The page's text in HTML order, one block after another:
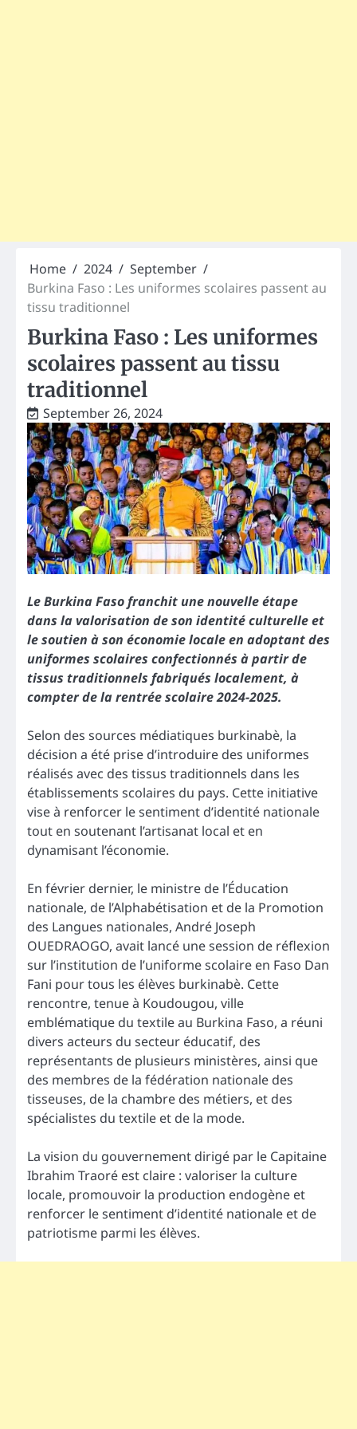
Home 2024
September
Burkina Faso : Les uniformes scolaires passent au
tissu traditionnel
Burkina Faso : Les uniformes
scolaires passent au tissu
traditionnel
September 26, 2024
Le Burkina Faso franchit une nouvelle étape
dans la valorisation de son identité culturelle et
le soutien à son économie locale en adoptant des
uniformes scolaires confectionnés à partir de
tissus traditionnels fabriqués localement, à
compter de la rentrée scolaire 2024-2025.
Selon des sources médiatiques burkinabè, la
décision a été prise d’introduire des uniformes
réalisés avec des tissus traditionnels dans les
établissements scolaires du pays. Cette initiative
vise à renforcer le sentiment d’identité nationale
tout en soutenant l’artisanat local et en
dynamisant l’économie.
En février dernier, le ministre de l’Éducation
nationale, de l’Alphabétisation et de la Promotion
des Langues nationales, André Joseph
OUEDRAOGO, avait lancé une session de réflexion
sur l’institution de l’uniforme scolaire en Faso Dan
Fani pour tous les élèves burkinabè. Cette
rencontre, tenue à Koudougou, ville
emblématique du textile au Burkina Faso, a réuni
divers acteurs du secteur éducatif, des
représentants de plusieurs ministères, ainsi que
des membres de la fédération nationale des
tisseuses, de la chambre des métiers, et des
spécialistes du textile et de la mode.
La vision du gouvernement dirigé par le Capitaine
Ibrahim Traoré est claire : valoriser la culture
locale, promouvoir la production endogène et
renforcer le sentiment d’identité nationale et de
patriotisme parmi les élèves.